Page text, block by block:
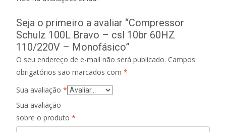
Seja o primeiro a avaliar “Compressor
Schulz 100L Bravo – csl 10br 60HZ
110/220V – Monofásico”
O seu endereço de e-mail não será publicado. Campos
obrigatórios são marcados com *
Sua avaliação *
Sua avaliação
sobre o produto *